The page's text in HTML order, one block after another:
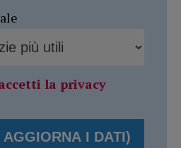
la privacy